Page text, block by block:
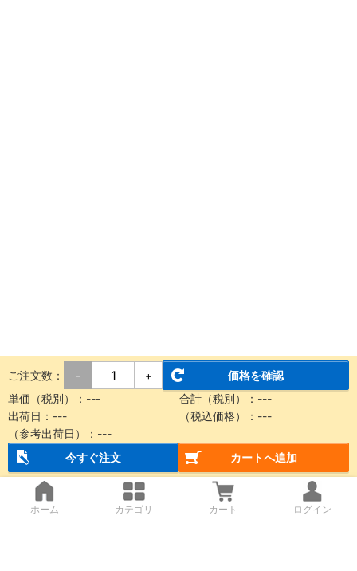
ご注文数： - +
価格を確認
単価（税別）： --- 合計（税別）： ---
出荷日： --- （税込価格）： ---
（参考出荷日）： ---
今すぐ注文
カートへ追加
ホーム カテゴリ カート ログイン